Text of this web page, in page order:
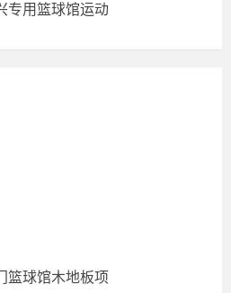
专用篮球馆运动
篮球馆木地板项